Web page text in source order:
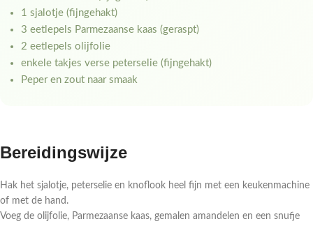
1 sjalotje (fijngehakt)
3 eetlepels Parmezaanse kaas (geraspt)
2 eetlepels olijfolie
enkele takjes verse peterselie (fijngehakt)
Peper en zout naar smaak
Bereidingswijze
Hak het sjalotje, peterselie en knoflook heel fijn met een keukenmachine
of met de hand.
Voeg de olijfolie, Parmezaanse kaas, gemalen amandelen en een snufje